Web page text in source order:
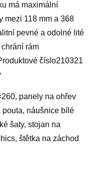
má maximální
mezi 118 mm a 368
pevné a odolné lité
rám
číslo210321
panely na ohřev
pouta, náušnice bílé
šaty, stojan na
štětka na záchod